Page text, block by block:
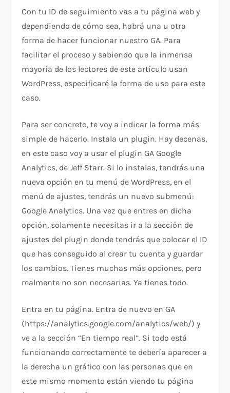
Con tu ID de seguimiento vas a tu página web y
dependiendo de cómo sea, habrá una u otra
forma de hacer funcionar nuestro GA. Para
facilitar el proceso y sabiendo que la inmensa
mayoría de los lectores de este artículo usan
WordPress, especificaré la forma de uso para este
caso.
Para ser concreto, te voy a indicar la forma más
simple de hacerlo. Instala un plugin. Hay decenas,
en este caso voy a usar el plugin GA Google
Analytics, de Jeff Starr. Si lo instalas, tendrás una
nueva opción en tu menú de WordPress, en el
menú de ajustes, tendrás un nuevo submenú:
Google Analytics. Una vez que entres en dicha
opción, solamente necesitas ir a la sección de
ajustes del plugin donde tendrás que colocar el ID
que has conseguido al crear tu cuenta y guardar
los cambios. Tienes muchas más opciones, pero
realmente no son necesarias. Ya tienes todo.
Entra en tu página. Entra de nuevo en GA
(https://analytics.google.com/analytics/web/) y
ve a la sección “En tiempo real”. Si todo está
funcionando correctamente te debería aparecer a
la derecha un gráfico con las personas que en
este mismo momento están viendo tu página